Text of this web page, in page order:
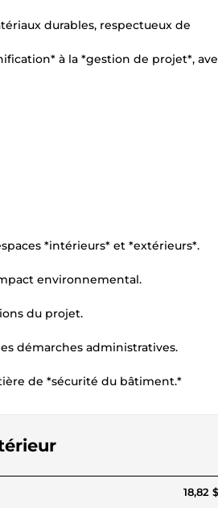
durables, respectueux de
à la *gestion de projet*,
*intérieurs* et *extérieurs*.
environnemental.
du projet.
démarches administratives.
de *sécurité du bâtiment.*
18,82